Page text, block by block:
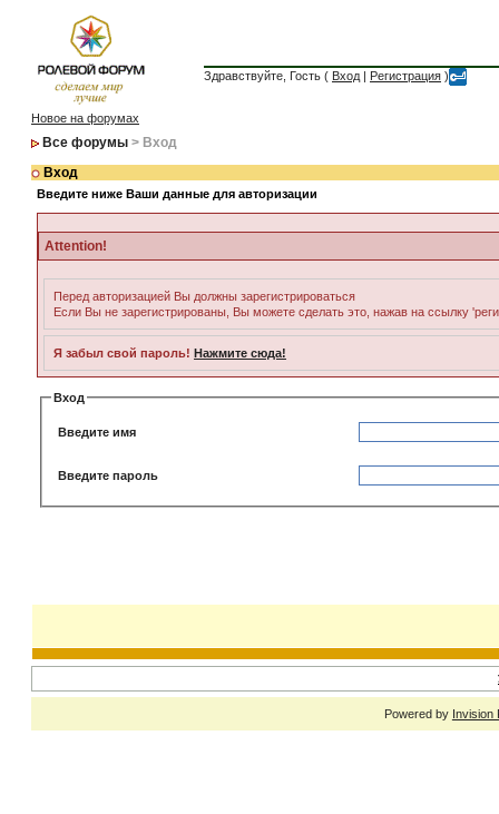
Здравствуйте, Гость ( Вход | Регистрация )
Новое на форумах
Все форумы > Вход
Вход
Введите ниже Ваши данные для авторизации
Attention!
Перед авторизацией Вы должны зарегистрироваться
Если Вы не зарегистрированы, Вы можете сделать это, нажав на ссылку
Я забыл свой пароль! Нажмите сюда!
Вход
Введите имя
Введите пароль
Powered by Invision